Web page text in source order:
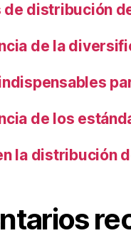
de distribución
de la
de los
la distribución